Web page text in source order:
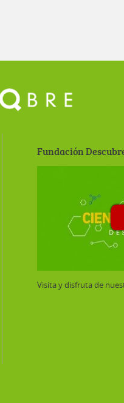
Fundación
Visita y disfruta de